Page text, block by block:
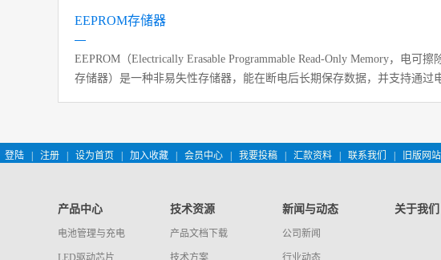
EEPROM存储器
EEPROM‌（Electrically Erasable Programmable Read-Only Memory，电可擦
存储器）是一种‌非易失性存储器‌，能在断电后长期保存数据，并支持通过
登陆 注册 设为首页 加入收藏 会员中心 我要投稿 汇款资料 联系我们 旧版网站
产品中心
电池管理与充电
LED驱动芯片
技术资源
产品文档下载
技术方案
新闻与动态
公司新闻
行业动态
关于我们